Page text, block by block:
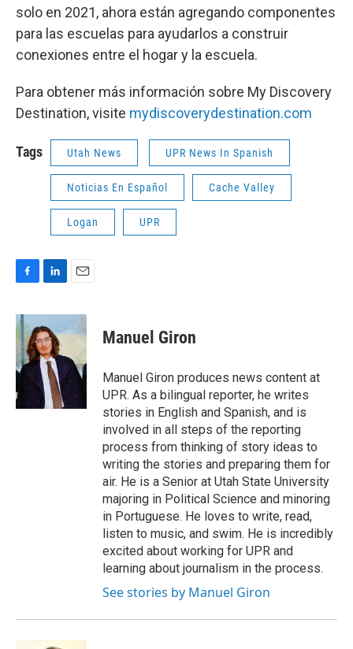
solo en 2021, ahora están agregando componentes
para las escuelas para ayudarlos a construir
conexiones entre el hogar y la escuela.
Para obtener más información sobre My Discovery
Destination, visite mydiscoverydestination.com
Tags Utah News UPR News In Spanish
Noticias En Español Cache Valley
Logan UPR
c
e
b
o
o
k
n
k
e
d
I
n
a
i
Manuel Giron
Manuel Giron produces news content at
UPR. As a bilingual reporter, he writes
stories in English and Spanish, and is
involved in all steps of the reporting
process from thinking of story ideas to
writing the stories and preparing them for
air. He is a Senior at Utah State University
majoring in Political Science and minoring
in Portuguese. He loves to write, read,
listen to music, and swim. He is incredibly
excited about working for UPR and
learning about journalism in the process.
See stories by Manuel Giron